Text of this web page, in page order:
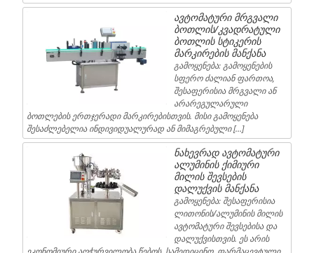
ავტომატური მრგვალი
ბოთლის/კვადრატული
ბოთლის სტიკერის
მარკირების მანქანა
გამოყენება: გამოყენების
სფერო ძალიან ფართოა,
შესაფერისია მრგვალი ან
არარეგულარული
ბოთლების ერთჯერადი მარკირებისთვის. მისი გამოყენება
შესაძლებელია ინდივიდუალურად ან მიმაგრებული […]
ნახევრად ავტომატური
ალუმინის ქიმიური
მილის შევსების
დალუქვის მანქანა
გამოყენება: შესაფერისია
ლითონის/ალუმინის მილის
ავტომატური შევსებისა და
დალუქვისთვის. ეს არის